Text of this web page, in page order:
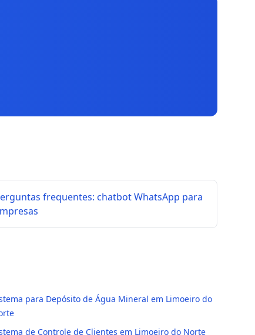
frequentes: chatbot WhatsApp para
para Depósito de Água Mineral em Limoeiro do
de Controle de Clientes em Limoeiro do Norte